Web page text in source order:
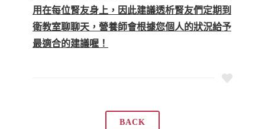
用在每位腎友身上，因此建議透析腎友們定期到
衛教室聊聊天，營養師會根據您個人的狀況給予
最適合的建議喔！
BACK